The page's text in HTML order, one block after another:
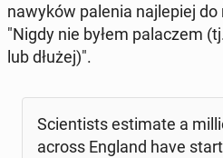
nawyków palenia naj­le­piej do
"Nigdy nie byłem pa­la­czem
lub dłużej)".
Scien­ti­sts es­ti­ma­te a
across England have